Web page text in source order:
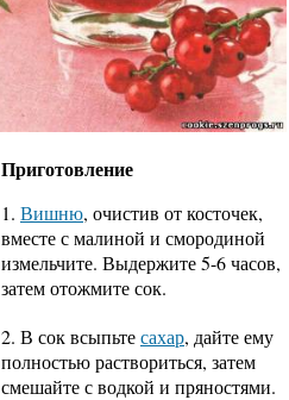
Приготовление
1. Вишню, очистив от косточек,
вместе с малиной и смородиной
измельчите. Выдержите 5-6 часов,
затем отожмите сок.
2. В сок всыпьтесахар, дайте ему
полностью раствориться, затем
смешайте с водкой и пряностями.